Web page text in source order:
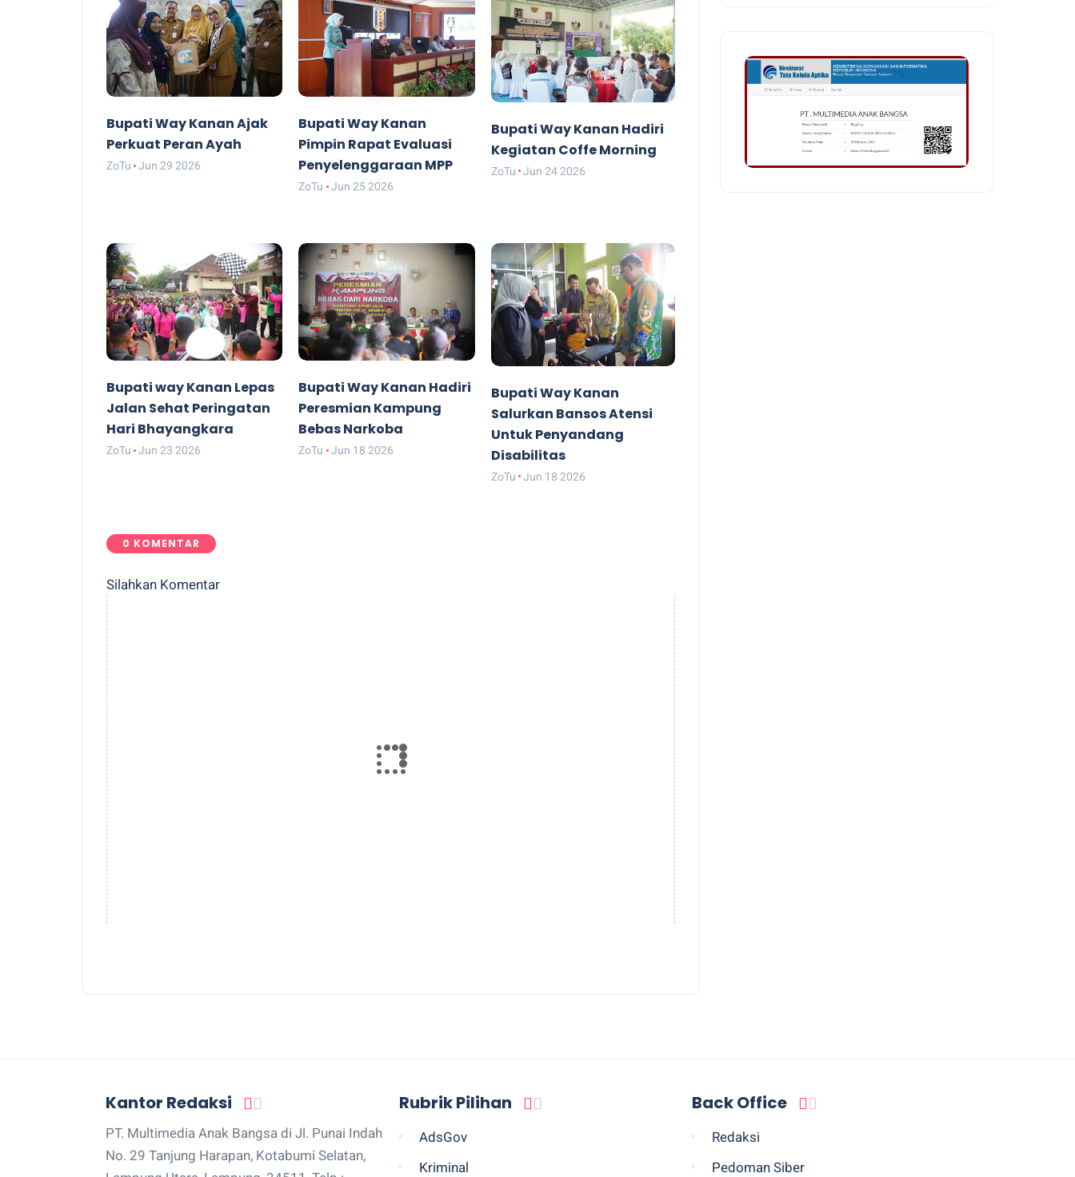
Bupati Way Kanan Ajak
Perkuat Peran Ayah
ZoTu Jun 29 2026
Bupati Way Kanan
Pimpin Rapat Evaluasi
Penyelenggaraan MPP
ZoTu Jun 25 2026
Bupati Way Kanan Hadiri
Kegiatan Coffe Morning
ZoTu Jun 24 2026
Bupati way Kanan Lepas
Jalan Sehat Peringatan
Hari Bhayangkara
ZoTu Jun 23 2026
Bupati Way Kanan Hadiri
Peresmian Kampung
Bebas Narkoba
ZoTu Jun 18 2026
Bupati Way Kanan
Salurkan Bansos Atensi
Untuk Penyandang
Disabilitas
ZoTu Jun 18 2026
0 KOMENTAR
Silahkan Komentar
Kantor Redaksi
PT. Multimedia Anak Bangsa di Jl. Punai Indah
No. 29 Tanjung Harapan, Kotabumi Selatan,
Rubrik Pilihan
AdsGov
Kriminal
Back Office
Redaksi
Pedoman Siber